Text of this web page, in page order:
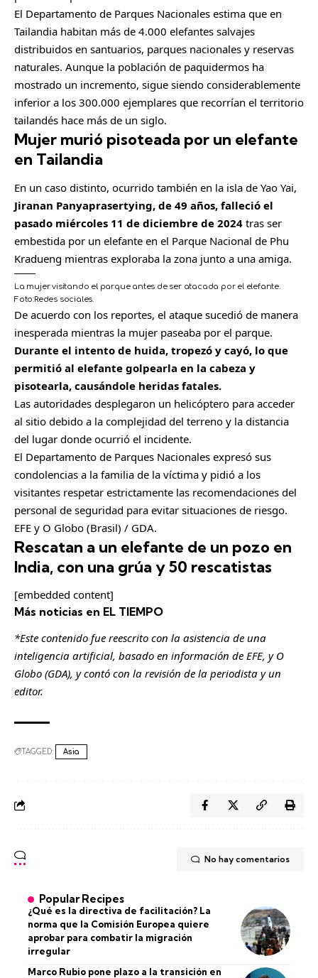
El Departamento de Parques Nacionales estima que en
Tailandia habitan más de 4.000 elefantes salvajes
distribuidos en santuarios, parques nacionales y reservas
naturales. Aunque la población de paquidermos ha
mostrado un incremento, sigue siendo considerablemente
inferior a los 300.000 ejemplares que recorrían el territorio
tailandés hace más de un siglo.
Mujer murió pisoteada por un elefante
en Tailandia
En un caso distinto, ocurrido también en la isla de Yao Yai,
Jiranan Panyaprasertying, de 49 años, falleció el
pasado miércoles 11 de diciembre de 2024 tras ser
embestida por un elefante en el Parque Nacional de Phu
Kradueng mientras exploraba la zona junto a una amiga.
La mujer visitando el parque antes de ser atacada por el elefante.
Foto:Redes sociales.
De acuerdo con los reportes, el ataque sucedió de manera
inesperada mientras la mujer paseaba por el parque.
Durante el intento de huida, tropezó y cayó, lo que
permitió al elefante golpearla en la cabeza y
pisotearla, causándole heridas fatales.
Las autoridades desplegaron un helicóptero para acceder
al sitio debido a la complejidad del terreno y la distancia
del lugar donde ocurrió el incidente.
El Departamento de Parques Nacionales expresó sus
condolencias a la familia de la víctima y pidió a los
visitantes respetar estrictamente las recomendaciones del
personal de seguridad para evitar situaciones de riesgo.
EFE y O Globo (Brasil) / GDA.
Rescatan a un elefante de un pozo en
India, con una grúa y 50 rescatistas
[embedded content]
Más noticias en EL TIEMPO
*Este contenido fue reescrito con la asistencia de una
inteligencia artificial, basado en información de EFE, y O
Globo (GDA), y contó con la revisión de la periodista y un
editor.
TAGGED: Asia
No hay comentarios
Popular Recipes
¿Qué es la directiva de facilitación? La
norma que la Comisión Europea quiere
aprobar para combatir la migración
irregular
Marco Rubio pone plazo a la transición en